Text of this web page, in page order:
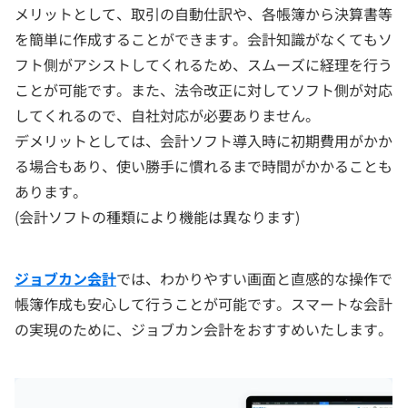
メリットとして、取引の自動仕訳や、各帳簿から決算書等
を簡単に作成することができます。会計知識がなくてもソ
フト側がアシストしてくれるため、スムーズに経理を行う
ことが可能です。また、法令改正に対してソフト側が対応
してくれるので、自社対応が必要ありません。
デメリットとしては、会計ソフト導入時に初期費用がかか
る場合もあり、使い勝手に慣れるまで時間がかかることも
あります。
(会計ソフトの種類により機能は異なります)
ジョブカン会計では、わかりやすい画面と直感的な操作で
帳簿作成も安心して行うことが可能です。スマートな会計
の実現のために、ジョブカン会計をおすすめいたします。